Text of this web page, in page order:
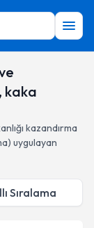
kaka
kazandırma
uygulayan
Sıralama